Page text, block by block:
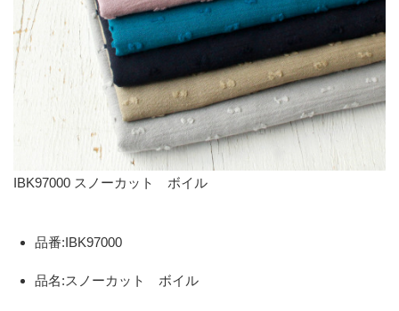
IBK97000 スノーカット ボイル
品番:IBK97000
品名:スノーカット ボイル